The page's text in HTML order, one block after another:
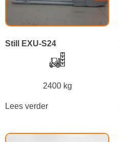
Still EXU-S24
2400 kg
Lees verder